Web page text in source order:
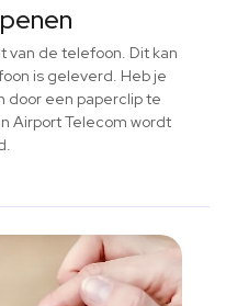
van de telefoon. Dit kan
is geleverd. Heb je
door een paperclip te
Airport Telecom wordt